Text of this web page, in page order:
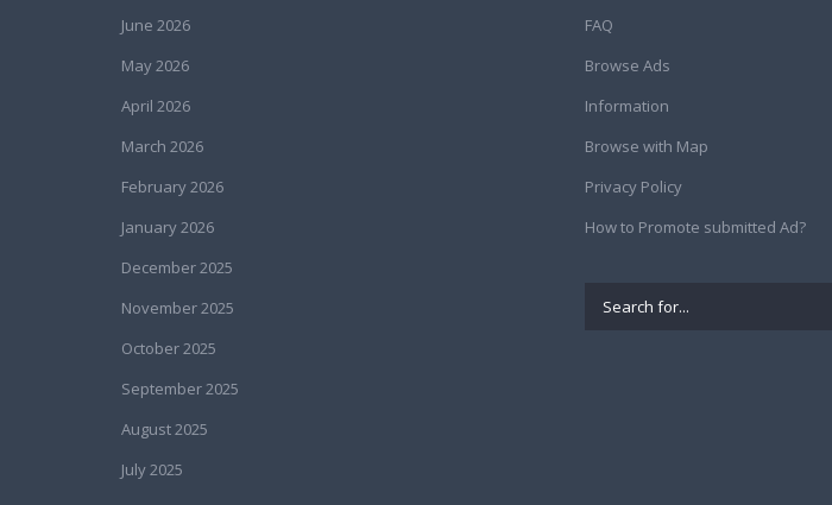
June 2026
May 2026
April 2026
March 2026
February 2026
January 2026
December 2025
November 2025
October 2025
September 2025
August 2025
July 2025
FAQ
Browse Ads
Information
Browse with Map
Privacy Policy
How to Promote submitted Ad?